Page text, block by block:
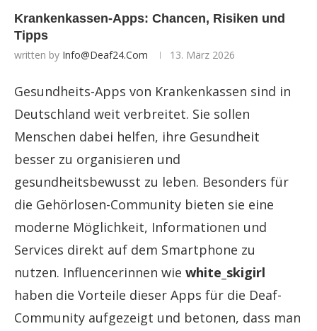
Krankenkassen-Apps: Chancen, Risiken und
Tipps
written by Info@deaf24.com 13. März 2026
Gesundheits-Apps von Krankenkassen sind in
Deutschland weit verbreitet. Sie sollen
Menschen dabei helfen, ihre Gesundheit
besser zu organisieren und
gesundheitsbewusst zu leben. Besonders für
die Gehörlosen-Community bieten sie eine
moderne Möglichkeit, Informationen und
Services direkt auf dem Smartphone zu
nutzen. Influencerinnen wie white_skigirl
haben die Vorteile dieser Apps für die Deaf-
Community aufgezeigt und betonen, dass man